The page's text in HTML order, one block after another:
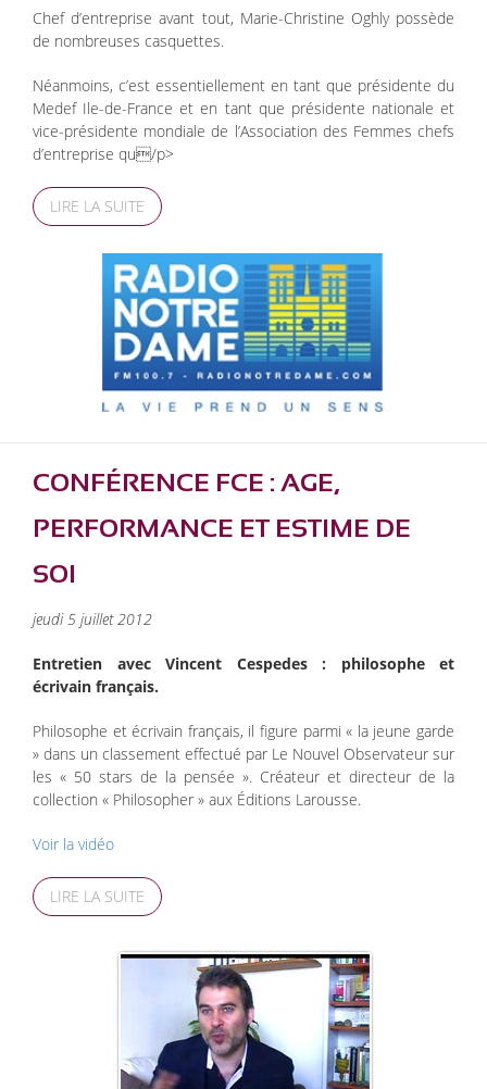
Chef d’entreprise avant tout, Marie-Christine Oghly possède
de nombreuses casquettes.
Néanmoins, c’est essentiellement en tant que présidente du
Medef Ile-de-France et en tant que présidente nationale et
vice-présidente mondiale de l’Association des Femmes chefs
d’entreprise qu/p>
LIRE LA SUITE
CONFÉRENCE FCE : AGE,
PERFORMANCE ET ESTIME DE
SOI
jeudi 5 juillet 2012
Entretien avec Vincent Cespedes : philosophe et
écrivain français.
Philosophe et écrivain français, il figure parmi « la jeune garde
» dans un classement effectué par Le Nouvel Observateur sur
les « 50 stars de la pensée ». Créateur et directeur de la
collection « Philosopher » aux Éditions Larousse.
Voir la vidéo
LIRE LA SUITE